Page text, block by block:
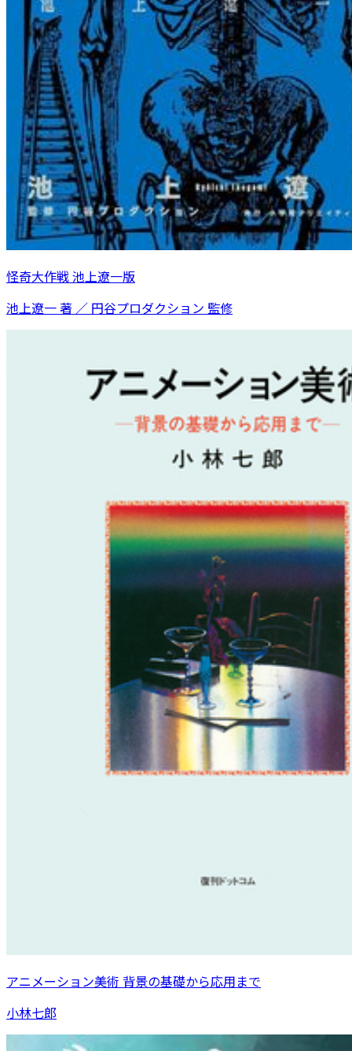
怪奇大作戦 池上遼一版
池上遼一 著 ／ 円谷プロダクション 監修
アニメーション美術 背景の基礎から応用まで
小林七郎